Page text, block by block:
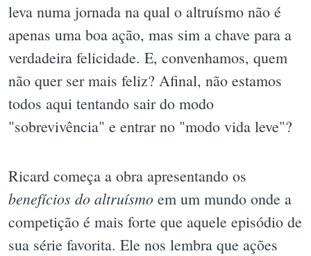
leva numa jornada na qual o altruísmo não é
apenas uma boa ação, mas sim a chave para a
verdadeira felicidade. E, convenhamos, quem
não quer ser mais feliz? Afinal, não estamos
todos aqui tentando sair do modo
"sobrevivência" e entrar no "modo vida leve"?
Ricard começa a obra apresentando os
benefícios do altruísmo em um mundo onde a
competição é mais forte que aquele episódio de
sua série favorita. Ele nos lembra que ações